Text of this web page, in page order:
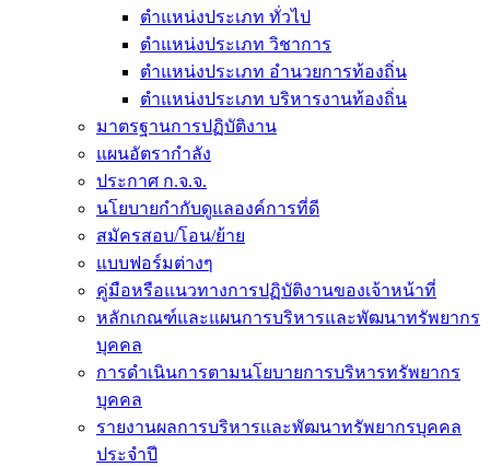
ตำแหน่งประเภท ทั่วไป
ตำแหน่งประเภท วิชาการ
ตำแหน่งประเภท อำนวยการท้องถิ่น
ตำแหน่งประเภท บริหารงานท้องถิ่น
มาตรฐานการปฏิบัติงาน
แผนอัตรากำลัง
ประกาศ ก.จ.จ.
นโยบายกำกับดูแลองค์การที่ดี
สมัครสอบ/โอน/ย้าย
แบบฟอร์มต่างๆ
คู่มือหรือแนวทางการปฏิบัติงานของเจ้าหน้าที่
หลักเกณฑ์และแผนการบริหารและพัฒนาทรัพยากร
บุคคล
การดำเนินการตามนโยบายการบริหารทรัพยากร
บุคคล
รายงานผลการบริหารและพัฒนาทรัพยากรบุคคล
ประจำปี